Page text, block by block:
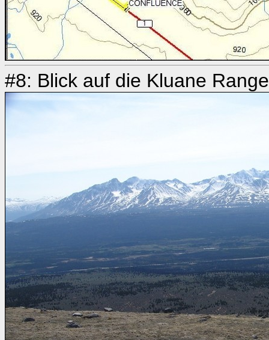
#8: Blick auf die Kluane